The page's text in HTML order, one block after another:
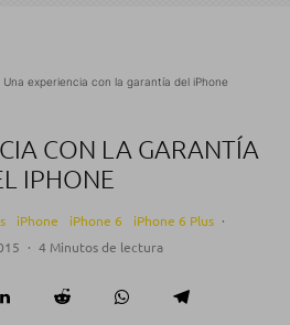
Una experiencia con la garantía del iPhone
CON LA GARANTÍA
IPHONE
iPhone iPhone 6 iPhone 6 Plus ·
· 4 Minutos de lectura